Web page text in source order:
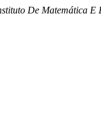
De Matemática